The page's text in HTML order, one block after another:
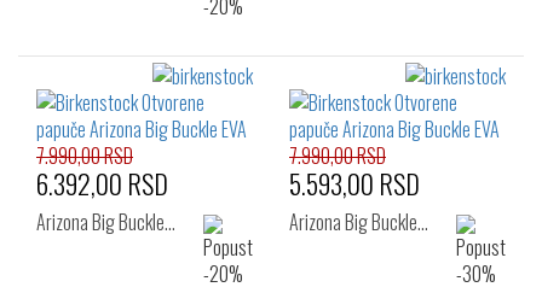
7.990,00 RSD
6.392,00 RSD
Arizona Big Buckle…
7.990,00 RSD
5.593,00 RSD
Arizona Big Buckle…